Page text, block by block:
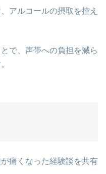
アルコールの摂取を控え
で、声帯への負担を減ら
痛くなった経験談を共有